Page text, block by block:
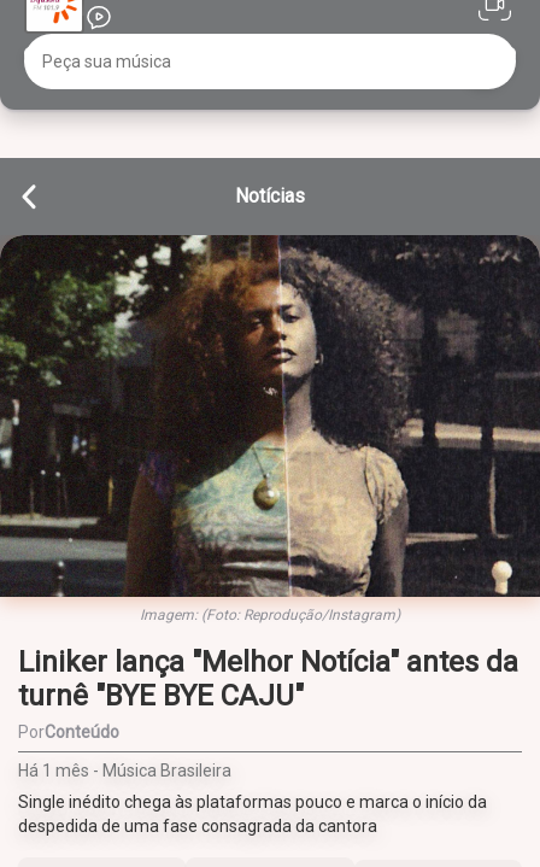
Notícias
Imagem: (Foto: Reprodução/Instagram)
Liniker lança "Melhor Notícia" antes da
turnê "BYE BYE CAJU"
PorConteúdo
Há 1 mês - Música Brasileira
Single inédito chega às plataformas pouco e marca o início da
despedida de uma fase consagrada da cantora